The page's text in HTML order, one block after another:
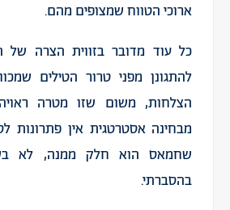
ארוכי הטווח שמצופים מהם.
כל עוד מדובר בזווית הצרה של
להתגונן מפני טרור הטילים
הצלחות, משום שזו מטרה ראויה
מבחינה אסטרטגית אין פתרונות
שחמאס הוא חלק ממנה, לא
בהסברתי.